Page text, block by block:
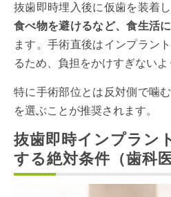
抜歯即時埋入後に仮歯を装着し
食べ物を避けるなど、食生活
ます。手術直後はインプラン
るため、負担をかけすぎないよ
特に手術部位とは反対側で噛
を選ぶことが推奨されます。
抜歯即時インプラン
する絶対条件（歯科